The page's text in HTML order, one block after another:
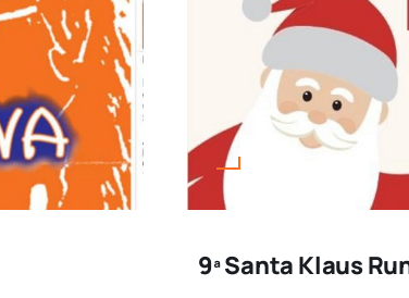
9ª Santa Klaus